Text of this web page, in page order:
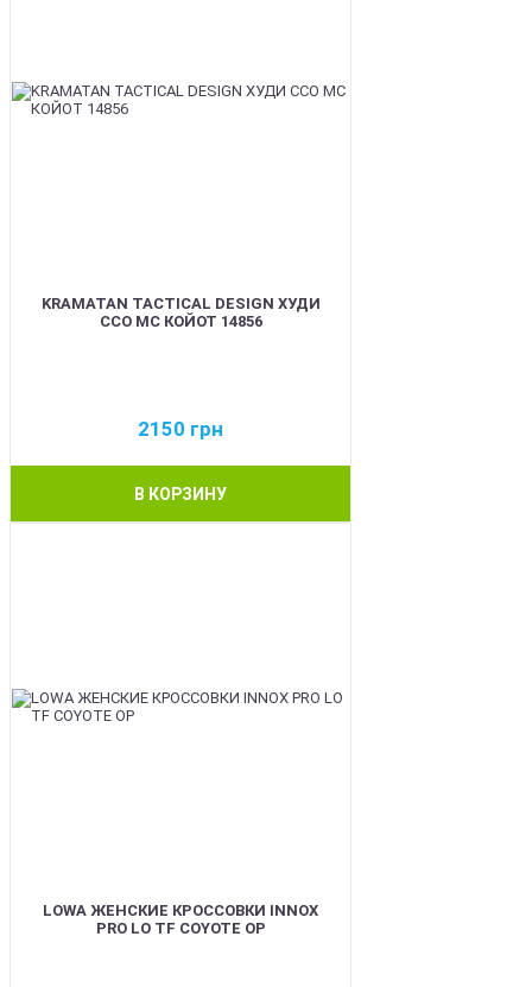
KRAMATAN TACTICAL DESIGN ХУДИ
ССО МС КОЙОТ 14856
2150 грн
В КОРЗИНУ
LOWA ЖЕНСКИЕ КРОССОВКИ INNOX
PRO LO TF COYOTE OP